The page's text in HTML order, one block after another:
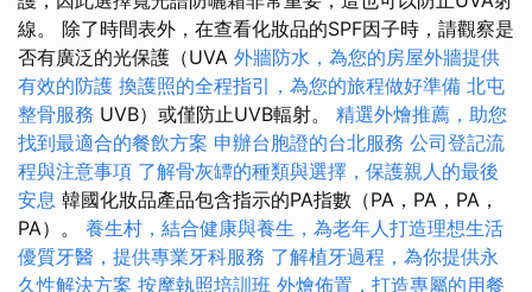
線。 除了時間表外，在查看化妝品的SPF因子時，請觀察是
否有廣泛的光保護（UVA 外牆防水，為您的房屋外牆提供
有效的防護 換護照的全程指引，為您的旅程做好準備 北屯
整骨服務 UVB）或僅防止UVB輻射。 精選外燴推薦，助您
找到最適合的餐飲方案 申辦台胞證的台北服務 公司登記流
程與注意事項 了解骨灰罈的種類與選擇，保護親人的最後
安息 韓國化妝品產品包含指示的PA指數（PA，PA，PA，
PA）。 養生村，結合健康與養生，為老年人打造理想生活
優質牙醫，提供專業牙科服務 了解植牙過程，為你提供永
久性解決方案 按摩執照培訓班 外燴佈置，打造專屬的用餐